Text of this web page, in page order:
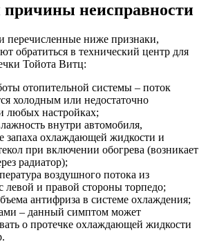
неисправности
перечисленные ниже признаки,
обратиться в технический центр для
Тойота Витц:
отопительной системы – поток
холодным или недостаточно
любых настройках;
внутри автомобиля,
запаха охлаждающей жидкости и
при включении обогрева (возникает
радиатор);
воздушного потока из
левой и правой стороны торпедо;
антифриза в системе охлаждения;
– данный симптом может
о протечке охлаждающей жидкости